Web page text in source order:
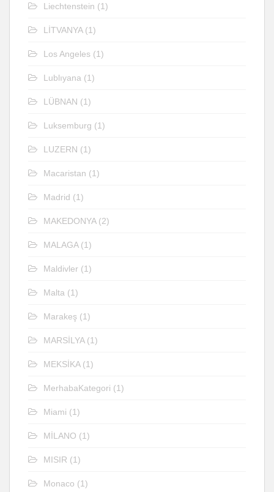
Liechtenstein (1)
LİTVANYA(1)
Los Angeles (1)
Lublıyana (1)
LÜBNAN (1)
Luksemburg (1)
LUZERN (1)
Macaristan (1)
Madrid (1)
MAKEDONYA(2)
MALAGA(1)
Maldivler (1)
Malta (1)
Marakeş (1)
MARSİLYA(1)
MEKSİKA(1)
MerhabaKategori (1)
Miami (1)
MİLANO (1)
MISIR (1)
Monaco (1)